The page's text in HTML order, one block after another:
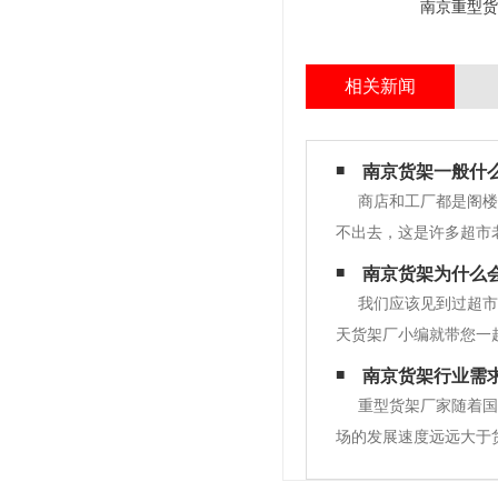
南京重型
相关新闻
南京货架一般什
商店和工厂都是阁
不出去，这是许多超市
因1.产品选择不对产
需要的口味也不同.包
南京货架为什么
我们应该见到过超
天货架厂小编就带您
两边都没有层载货物
物的重量来选择对应
南京货架行业需
重型货架厂家随着
场的发展速度远远大于